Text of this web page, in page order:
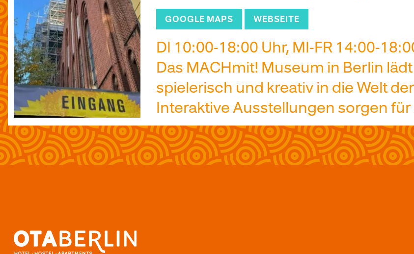
GOOGLE MAPS WEBSEITE
DI 10:00-18:00 Uhr, MI-FR 14:00-
Das MACHmit! Museum in Berlin
spielerisch und kreativ in die Welt
Interaktive Ausstellungen sorgen